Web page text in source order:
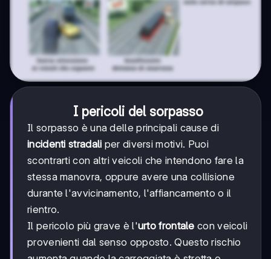
I pericoli del sorpasso
Il sorpasso è una delle principali cause di
incidenti stradali per diversi motivi. Puoi
scontrarti con altri veicoli che intendono fare la
stessa manovra, oppure avere una collisione
durante l'avvicinamento, l'affiancamento o il
rientro.
Il pericolo più grave è l'urto frontale con veicoli
provenienti dal senso opposto. Questo rischio